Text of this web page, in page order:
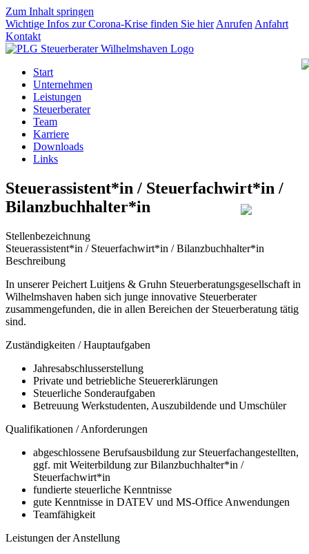
Zum Inhalt springen
Wichtige Infos zur Corona-Krise finden Sie hier Anrufen Anfahrt
Kontakt
Start
Unternehmen
Leistungen
Steuerberater
Team
Karriere
Downloads
Links
Steuerassistent*in / Steuerfachwirt*in /
Bilanzbuchhalter*in
Stellenbezeichnung
Steuerassistent*in / Steuerfachwirt*in / Bilanzbuchhalter*in
Beschreibung
In unserer Peichert Luitjens & Gruhn Steuerberatungsgesellschaft in
Wilhelmshaven haben sich junge innovative Steuerberater
zusammengefunden, die in allen Bereichen der Steuerberatung tätig
sind.
Zuständigkeiten / Hauptaufgaben
Jahresabschlusserstellung
Private und betriebliche Steuererklärungen
Steuerliche Sonderaufgaben
Betreuung Werkstudenten, Auszubildende und Umschüler
Qualifikationen / Anforderungen
abgeschlossene Berufsausbildung zur Steuerfachangestellten,
ggf. mit Weiterbildung zur Bilanzbuchhalter*in /
Steuerfachwirt*in
fundierte steuerliche Kenntnisse
gute Kenntnisse in DATEV und MS-Office Anwendungen
Teamfähigkeit
Leistungen der Anstellung